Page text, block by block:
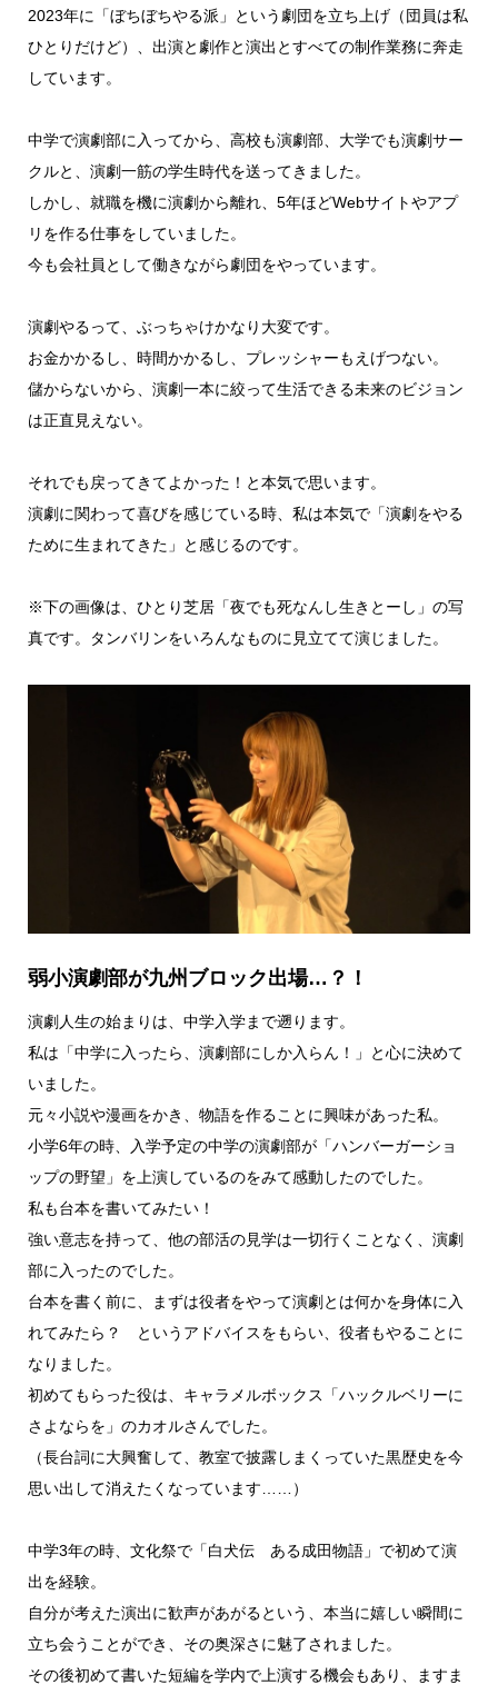
2023年に「ぼちぼちやる派」という劇団を立ち上げ（団員は私
ひとりだけど）、出演と劇作と演出とすべての制作業務に奔走
しています。
中学で演劇部に入ってから、高校も演劇部、大学でも演劇サー
クルと、演劇一筋の学生時代を送ってきました。
しかし、就職を機に演劇から離れ、5年ほどWebサイトやアプ
リを作る仕事をしていました。
今も会社員として働きながら劇団をやっています。
演劇やるって、ぶっちゃけかなり大変です。
お金かかるし、時間かかるし、プレッシャーもえげつない。
儲からないから、演劇一本に絞って生活できる未来のビジョン
は正直見えない。
それでも戻ってきてよかった！と本気で思います。
演劇に関わって喜びを感じている時、私は本気で「演劇をやる
ために生まれてきた」と感じるのです。
※下の画像は、ひとり芝居「夜でも死なんし生きとーし」の写
真です。タンバリンをいろんなものに見立てて演じました。
弱小演劇部が九州ブロック出場…？！
演劇人生の始まりは、中学入学まで遡ります。
私は「中学に入ったら、演劇部にしか入らん！」と心に決めて
いました。
元々小説や漫画をかき、物語を作ることに興味があった私。
小学6年の時、入学予定の中学の演劇部が「ハンバーガーショ
ップの野望」を上演しているのをみて感動したのでした。
私も台本を書いてみたい！
強い意志を持って、他の部活の見学は一切行くことなく、演劇
部に入ったのでした。
台本を書く前に、まずは役者をやって演劇とは何かを身体に入
れてみたら？ というアドバイスをもらい、役者もやることに
なりました。
初めてもらった役は、キャラメルボックス「ハックルベリーに
さよならを」のカオルさんでした。
（長台詞に大興奮して、教室で披露しまくっていた黒歴史を今
思い出して消えたくなっています……）
中学3年の時、文化祭で「白犬伝 ある成田物語」で初めて演
出を経験。
自分が考えた演出に歓声があがるという、本当に嬉しい瞬間に
立ち会うことができ、その奥深さに魅了されました。
その後初めて書いた短編を学内で上演する機会もあり、ますま